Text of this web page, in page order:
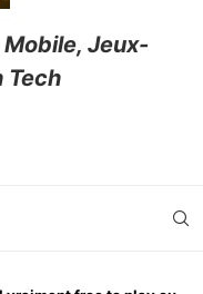
Jeux-
Tech